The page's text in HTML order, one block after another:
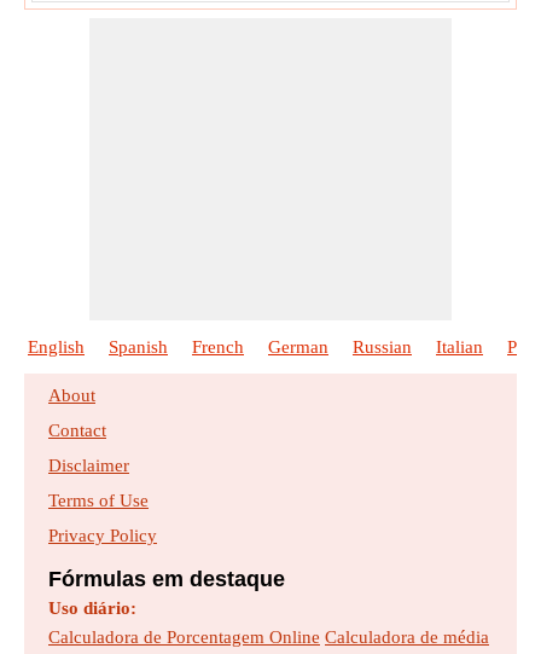
English Spanish French German Russian Italian
About
Contact
Disclaimer
Terms of Use
Privacy Policy
Fórmulas em destaque
Uso diário:
Calculadora de Porcentagem Online Calculadora de média